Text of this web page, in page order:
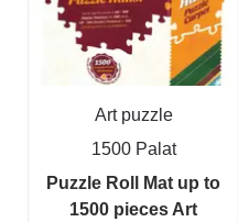
Art puzzle
1500 Palat
Puzzle Roll Mat up to
1500 pieces Art